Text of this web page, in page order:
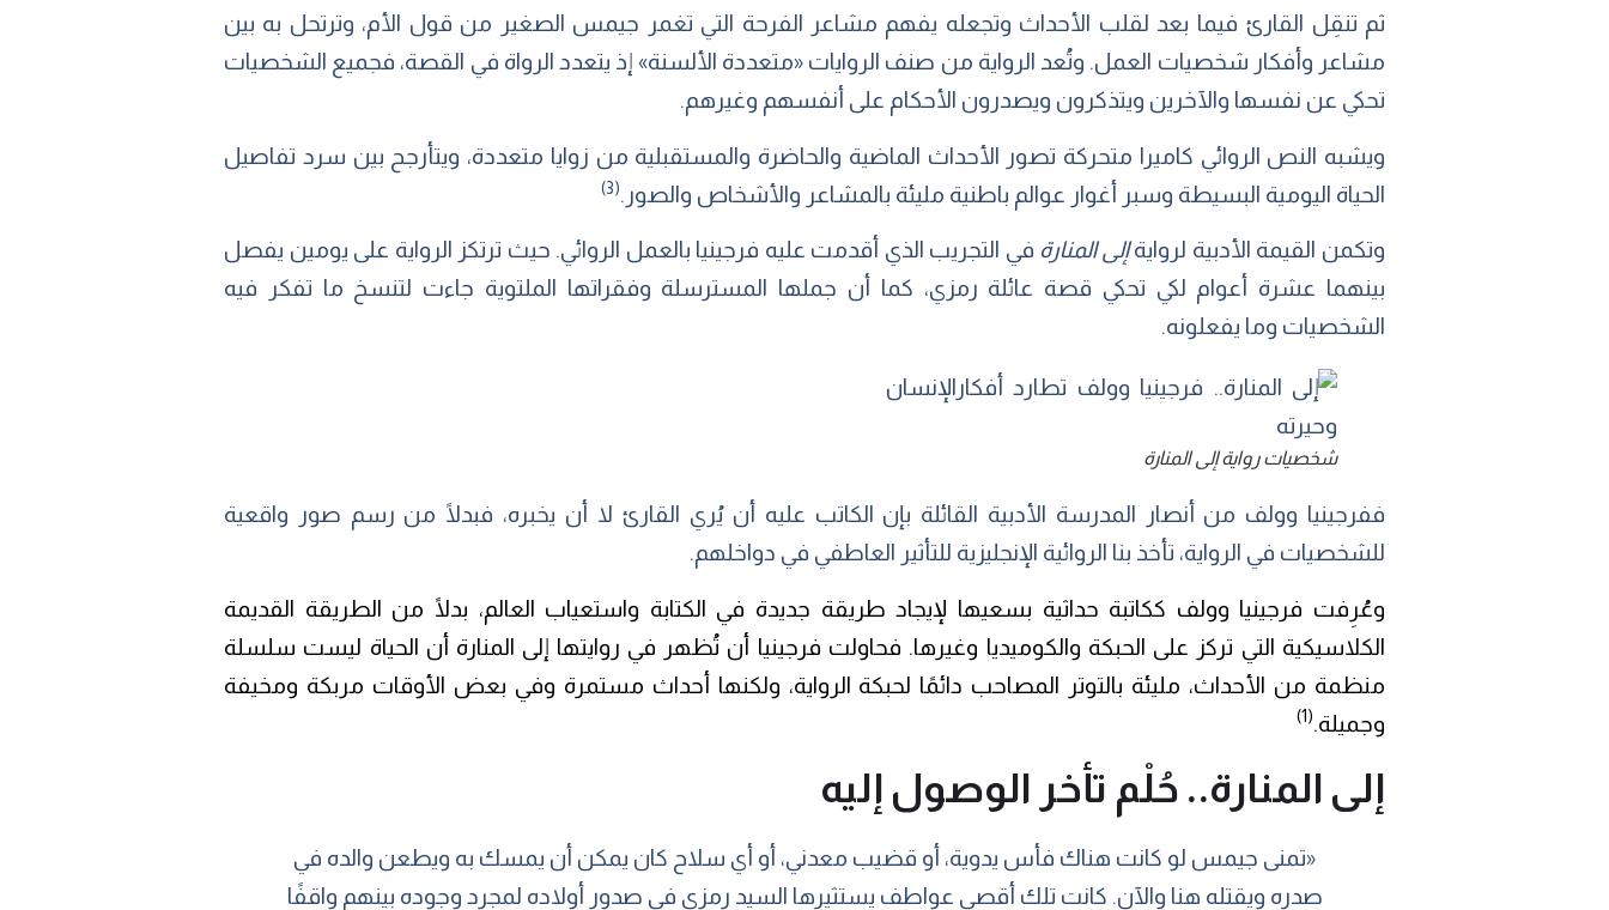
ثم تنقِل القارئ فيما بعد لقلب الأحداث وتجعله يفهم مشاعر الفرحة التي تغمر جيمس الصغير من قول الأم، وترتحل به بين
مشاعر وأفكار شخصيات العمل. وتُعد الرواية من صنف الروايات «متعددة الألسنة» إذ يتعدد الرواة في القصة، فجميع الشخصيات
تحكي عن نفسها والآخرين ويتذكرون ويصدرون الأحكام على أنفسهم وغيرهم.
ويشبه النص الروائي كاميرا متحركة تصور الأحداث الماضية والحاضرة والمستقبلية من زوايا متعددة، ويتأرجح بين سرد تفاصيل
الحياة اليومية البسيطة وسبر أغوار عوالم باطنية مليئة بالمشاعر والأشخاص والصور.(3)
وتكمن القيمة الأدبية لروايةإلى المنارة في التجريب الذي أقدمت عليه فرجينيا بالعمل الروائي. حيث ترتكز الرواية على يومين يفصل
بينهما عشرة أعوام لكي تحكي قصة عائلة رمزي، كما أن جملها المسترسلة وفقراتها الملتوية جاءت لتنسخ ما تفكر فيه
الشخصيات وما يفعلونه.
شخصيات رواية إلى المنارة
ففرجينيا وولف من أنصار المدرسة الأدبية القائلة بإن الكاتب عليه أن يُري القارئ لا أن يخبره، فبدلًا من رسم صور واقعية
للشخصيات في الرواية، تأخذ بنا الروائية الإنجليزية للتأثير العاطفي في دواخلهم.
وعُرِفت فرجينيا وولف ككاتبة حداثية بسعيها لإيجاد طريقة جديدة في الكتابة واستعياب العالم، بدلًا من الطريقة القديمة
الكلاسيكية التي تركز على الحبكة والكوميديا وغيرها. فحاولت فرجينيا أن تُظهر في روايتها إلى المنارة أن الحياة ليست سلسلة
منظمة من الأحداث، مليئة بالتوتر المصاحب دائمًا لحبكة الرواية، ولكنها أحداث مستمرة وفي بعض الأوقات مربكة ومخيفة
وجميلة.(1)
إلى المنارة.. حُلْم تأخر الوصول إليه
«تمنى جيمس لو كانت هناك فأس يدوية، أو قضيب معدني، أو أي سلاح كان يمكن أن يمسك به ويطعن والده في
صدره ويقتله هنا والآن. كانت تلك أقصى عواطف يستثيرها السيد رمزي في صدور أولاده لمجرد وجوده بينهم واقفًا